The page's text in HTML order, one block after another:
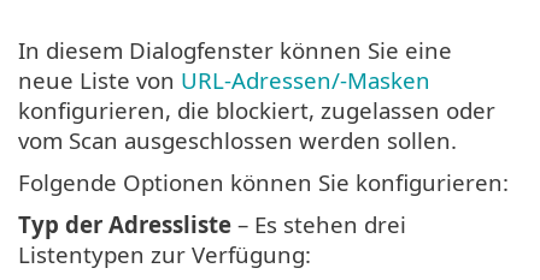
In diesem Dialogfenster können Sie eine
neue Liste von URL-Adressen/-Masken
konfigurieren, die blockiert, zugelassen oder
vom Scan ausgeschlossen werden sollen.
Folgende Optionen können Sie konfigurieren:
Typ der Adressliste – Es stehen drei
Listentypen zur Verfügung: